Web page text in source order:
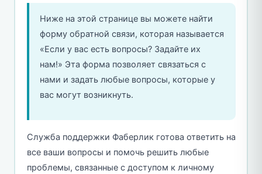
Ниже на этой странице вы можете найти
форму обратной связи, которая называется
«Если у вас есть вопросы? Задайте их
нам!» Эта форма позволяет связаться с
нами и задать любые вопросы, которые у
вас могут возникнуть.
Служба поддержки Фаберлик готова ответить на
все ваши вопросы и помочь решить любые
проблемы, связанные с доступом к личному